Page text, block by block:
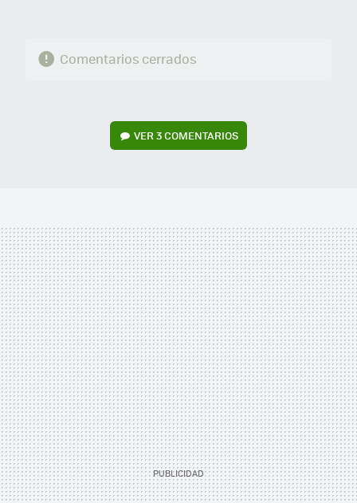
Comentarios cerrados
VER3 COMENTARIOS